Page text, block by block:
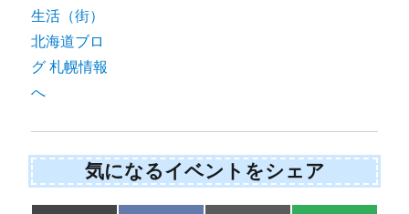
気になるイベントをシェア